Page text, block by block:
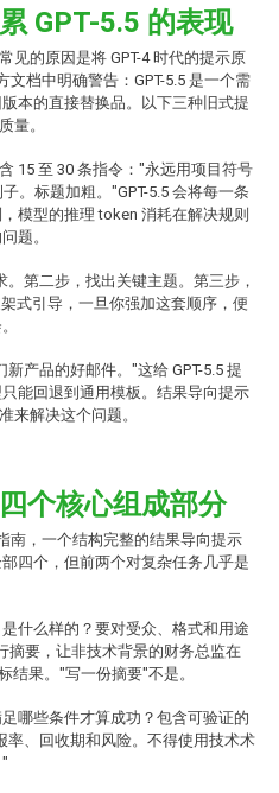
GPT-5.5 的表现
见的原因是将 GPT-4 时代的提示原
档中明确警告：GPT-5.5 是一个需
本的直接替换品。以下三种旧式提
量。
15 至 30 条指令："永远用项目符号
。标题加粗。"GPT-5.5 会将每一条
模型的推理 token 消耗在解决规则
题。
第二步，找出关键主题。第三步，
式引导，一旦你强加这套顺序，便
产品的好邮件。"这给 GPT-5.5 提
能回退到通用模板。结果导向提示
来解决这个问题。
个核心组成部分
南，一个结构完整的结果导向提示
四个，但前两个对复杂任务几乎是
什么样的？要对受众、格式和用途
摘要，让非技术背景的财务总监在
结果。"写一份摘要"不是。
哪些条件才算成功？包含可验证的
、回收期和风险。不得使用技术术